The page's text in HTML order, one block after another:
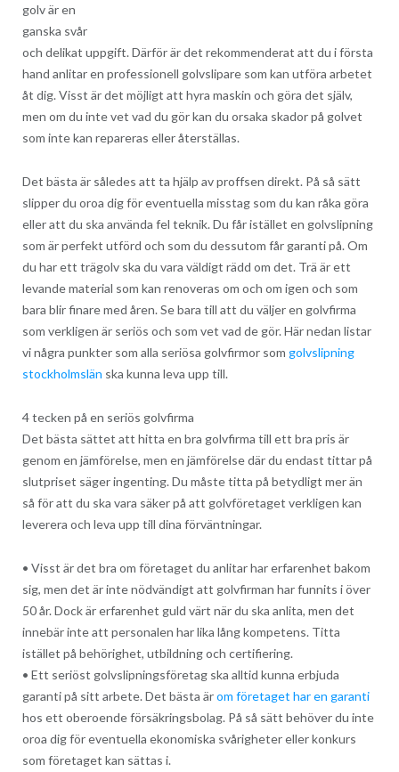
golv är en
ganska svår
och delikat uppgift. Därför är det rekommenderat att du i första
hand anlitar en professionell golvslipare som kan utföra arbetet
åt dig. Visst är det möjligt att hyra maskin och göra det själv,
men om du inte vet vad du gör kan du orsaka skador på golvet
som inte kan repareras eller återställas.
Det bästa är således att ta hjälp av proffsen direkt. På så sätt
slipper du oroa dig för eventuella misstag som du kan råka göra
eller att du ska använda fel teknik. Du får istället en golvslipning
som är perfekt utförd och som du dessutom får garanti på. Om
du har ett trägolv ska du vara väldigt rädd om det. Trä är ett
levande material som kan renoveras om och om igen och som
bara blir finare med åren. Se bara till att du väljer en golvfirma
som verkligen är seriös och som vet vad de gör. Här nedan listar
vi några punkter som alla seriösa golvfirmor som golvslipning
stockholmslän ska kunna leva upp till.
4 tecken på en seriös golvfirma
Det bästa sättet att hitta en bra golvfirma till ett bra pris är
genom en jämförelse, men en jämförelse där du endast tittar på
slutpriset säger ingenting. Du måste titta på betydligt mer än
så för att du ska vara säker på att golvföretaget verkligen kan
leverera och leva upp till dina förväntningar.
• Visst är det bra om företaget du anlitar har erfarenhet bakom
sig, men det är inte nödvändigt att golvfirman har funnits i över
50 år. Dock är erfarenhet guld värt när du ska anlita, men det
innebär inte att personalen har lika lång kompetens. Titta
istället på behörighet, utbildning och certifiering.
• Ett seriöst golvslipningsföretag ska alltid kunna erbjuda
garanti på sitt arbete. Det bästa ärom företaget har en garanti
hos ett oberoende försäkringsbolag. På så sätt behöver du inte
oroa dig för eventuella ekonomiska svårigheter eller konkurs
som företaget kan sättas i.